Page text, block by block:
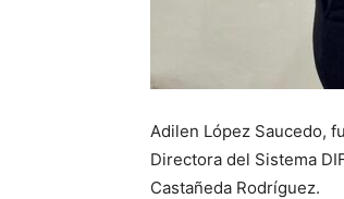
Adilen López Saucedo,
Directora del Sistema
Castañeda Rodríguez.